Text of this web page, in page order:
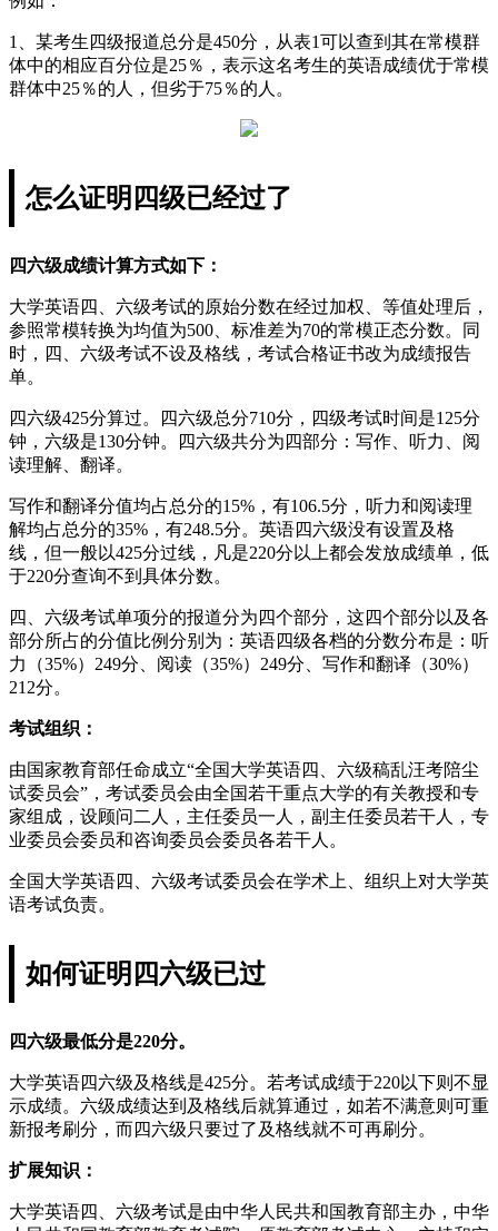
1、某考生四级报道总分是450分，从表1可以查到其在常模群
体中的相应百分位是25％，表示这名考生的英语成绩优于常模
群体中25％的人，但劣于75％的人。
怎么证明四级已经过了
四六级成绩计算方式如下：
大学英语四、六级考试的原始分数在经过加权、等值处理后，
参照常模转换为均值为500、标准差为70的常模正态分数。同
时，四、六级考试不设及格线，考试合格证书改为成绩报告
单。
四六级425分算过。四六级总分710分，四级考试时间是125分
钟，六级是130分钟。四六级共分为四部分：写作、听力、阅
读理解、翻译。
写作和翻译分值均占总分的15%，有106.5分，听力和阅读理
解均占总分的35%，有248.5分。英语四六级没有设置及格
线，但一般以425分过线，凡是220分以上都会发放成绩单，低
于220分查询不到具体分数。
四、六级考试单项分的报道分为四个部分，这四个部分以及各
部分所占的分值比例分别为：英语四级各档的分数分布是：听
力（35%）249分、阅读（35%）249分、写作和翻译（30%）
212分。
考试组织：
由国家教育部任命成立“全国大学英语四、六级稿乱汪考陪尘
试委员会”，考试委员会由全国若干重点大学的有关教授和专
家组成，设顾问二人，主任委员一人，副主任委员若干人，专
业委员会委员和咨询委员会委员各若干人。
全国大学英语四、六级考试委员会在学术上、组织上对大学英
语考试负责。
如何证明四六级已过
四六级最低分是220分。
大学英语四六级及格线是425分。若考试成绩于220以下则不显
示成绩。六级成绩达到及格线后就算通过，如若不满意则可重
新报考刷分，而四六级只要过了及格线就不可再刷分。
扩展知识：
大学英语四、六级考试是由中华人民共和国教育部主办，中华